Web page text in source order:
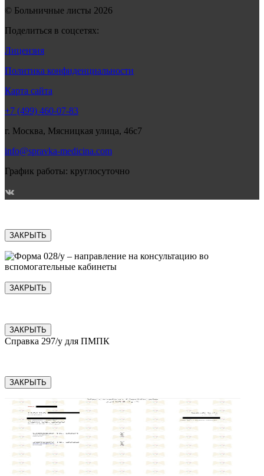
© Больничные листы 2026
Поделиться в соцсетях:
Лицензия
Политика конфиденциальности
Карта сайта
+7 (499) 460-07-83
г. Москва, Мясницкая улица, 46с7
info@spravka-medicina.com
График работы: круглосуточно
ЗАКРЫТЬ
ЗАКРЫТЬ
ЗАКРЫТЬ
Справка 297/у для ПМПК
ЗАКРЫТЬ